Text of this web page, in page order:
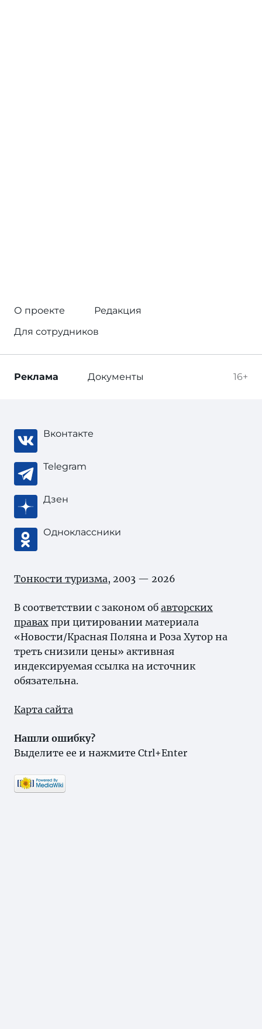
О проекте
Редакция
Для сотрудников
16+
Реклама Документы
Вконтакте
Telegram
Дзен
Одноклассники
Тонкости туризма, 2003 — 2026
В соответствии с законом об авторских
правах при цитировании материала
«Новости/Красная Поляна и Роза Хутор на
треть снизили цены» активная
индексируемая ссылка на источник
обязательна.
Карта сайта
Нашли ошибку?
Выделите ее и нажмите Ctrl+Enter